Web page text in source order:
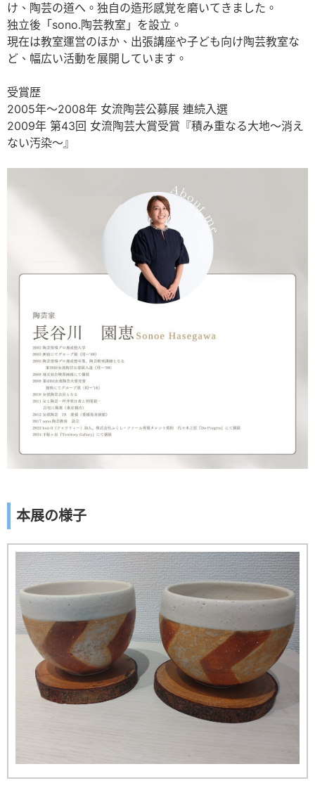
け、陶芸の道へ。独自の造形感覚を磨いてきました。
独立後「sono.陶芸教室」を設立。
現在は教室運営のほか、出張講座や子ども向け陶芸教室な
ど、幅広い活動を展開しています。
受賞歴
2005年～2008年 女流陶芸公募展 連続入選
2009年 第43回 女流陶芸大賞受賞『積み重なる大地～消え
ない汚染～』
本展の様子